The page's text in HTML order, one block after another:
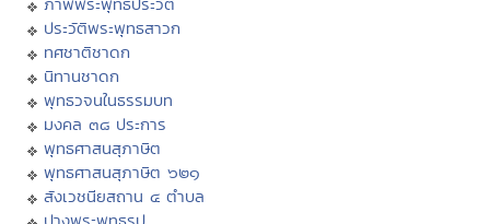
ประวัติพระพุทธสาวก
ทศชาติชาดก
นิทานชาดก
พุทธวจนในธรรมบท
มงคล ๓๘ ประการ
พุทธศาสนสุภาษิต
พุทธศาสนสุภาษิต ๖๒๑
สังเวชนียสถาน ๔ ตำบล